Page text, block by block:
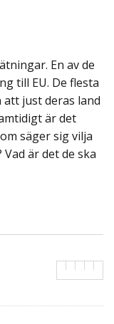
En av de
till EU. De flesta
just deras land
är det
säger sig vilja
är det de ska